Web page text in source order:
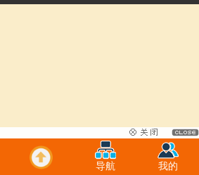
导航 我的